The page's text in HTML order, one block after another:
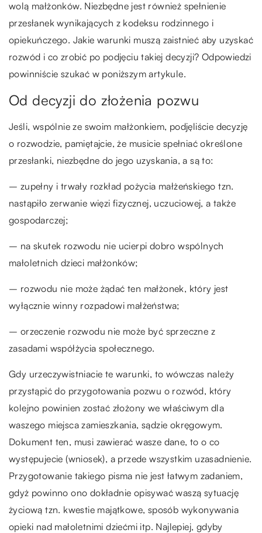
wolą małżonków. Niezbędne jest również spełnienie
przesłanek wynikających z kodeksu rodzinnego i
opiekuńczego. Jakie warunki muszą zaistnieć aby uzyskać
rozwód i co zrobić po podjęciu takiej decyzji? Odpowiedzi
powinniście szukać w poniższym artykule.
Od decyzji do złożenia pozwu
Jeśli, wspólnie ze swoim małżonkiem, podjęliście decyzję
o rozwodzie, pamiętajcie, że musicie spełniać określone
przesłanki, niezbędne do jego uzyskania, a są to:
– zupełny i trwały rozkład pożycia małżeńskiego tzn.
nastąpiło zerwanie więzi fizycznej, uczuciowej, a także
gospodarczej;
– na skutek rozwodu nie ucierpi dobro wspólnych
małoletnich dzieci małżonków;
– rozwodu nie może żądać ten małżonek, który jest
wyłącznie winny rozpadowi małżeństwa;
– orzeczenie rozwodu nie może być sprzeczne z
zasadami współżycia społecznego.
Gdy urzeczywistniacie te warunki, to wówczas należy
przystąpić do przygotowania pozwu o rozwód, który
kolejno powinien zostać złożony we właściwym dla
waszego miejsca zamieszkania, sądzie okręgowym.
Dokument ten, musi zawierać wasze dane, to o co
występujecie (wniosek), a przede wszystkim uzasadnienie.
Przygotowanie takiego pisma nie jest łatwym zadaniem,
gdyż powinno ono dokładnie opisywać waszą sytuację
życiową tzn. kwestie majątkowe, sposób wykonywania
opieki nad małoletnimi dziećmi itp. Najlepiej, gdyby